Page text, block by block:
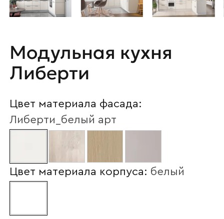
Модульная кухня
Либерти
Цвет материала фасада:
Либерти_белый арт
Цвет материала корпуса: белый